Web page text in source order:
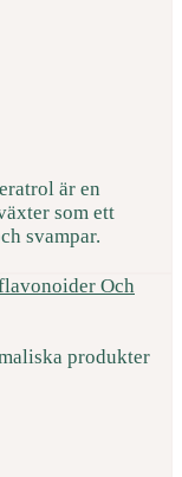
är en
som ett
svampar.
produkter